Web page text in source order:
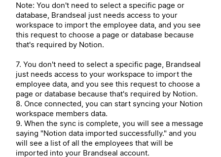
Note: You don't need to select a specific page or
database, Brandseal just needs access to your
workspace to import the employee data, and you see
this request to choose a page or database because
that's required by Notion.
7. You don't need to select a specific page, Brandseal
just needs access to your workspace to import the
employee data, and you see this request to choose a
page or database because that's required by Notion.
8. Once connected, you can start syncing your Notion
workspace members data.
9. When the sync is complete, you will see a message
saying "Notion data imported successfully." and you
will see a list of all the employees that will be
imported into your Brandseal account.